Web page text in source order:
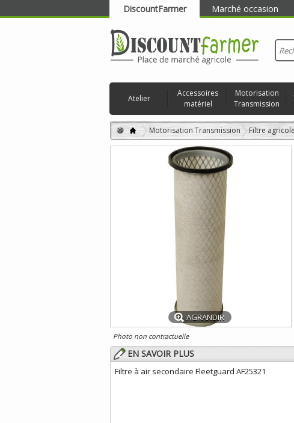
DiscountFarmer Marché occasion
RECHERCHER
Atelier
Accessoires
matériel
Motorisation
Transmission
Motorisation Transmission Filtre agricole
AGRANDIR
Photo non contractuelle
EN SAVOIR PLUS
Filtre à air secondaire Fleetguard AF25321